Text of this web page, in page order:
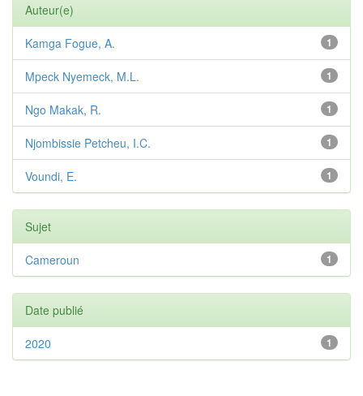
Auteur(e)
1
Kamga Fogue, A.
1
Mpeck Nyemeck, M.L.
1
Ngo Makak, R.
1
Njombissie Petcheu, I.C.
1
Voundi, E.
Sujet
1
Cameroun
Date publié
1
2020